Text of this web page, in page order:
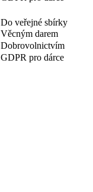
Do veřejné sbírky
Věcným darem
Dobrovolnictvím
GDPR pro dárce